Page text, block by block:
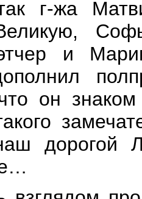
г-жа
и
он
дорогой